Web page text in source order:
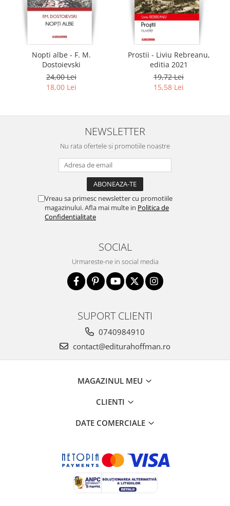
Nopti albe - F. M.
Dostoievski
24,00 Lei
18,00 Lei
Prostii - Liviu Rebreanu,
editia 2021
19,72 Lei
15,58 Lei
NEWSLETTER
Nu rata ofertele si promotiile noastre
Vreau sa primesc newsletter cu promotiile
magazinului. Afla mai multe in Politica de
Confidentialitate
SOCIAL
Urmareste-ne in social media
SUPORT CLIENTI
0740984910
contact@editurahoffman.ro
MAGAZINUL MEU
CLIENTI
DATE COMERCIALE